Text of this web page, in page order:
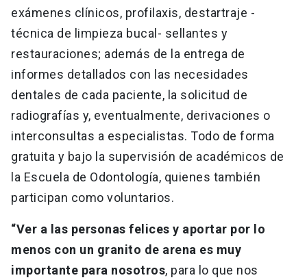
exámenes clínicos, profilaxis, destartraje -
técnica de limpieza bucal- sellantes y
restauraciones; además de la entrega de
informes detallados con las necesidades
dentales de cada paciente, la solicitud de
radiografías y, eventualmente, derivaciones o
interconsultas a especialistas. Todo de forma
gratuita y bajo la supervisión de académicos de
la Escuela de Odontología, quienes también
participan como voluntarios.
“Ver a las personas felices y aportar por lo
menos con un granito de arena es muy
importante para nosotros, para lo que nos